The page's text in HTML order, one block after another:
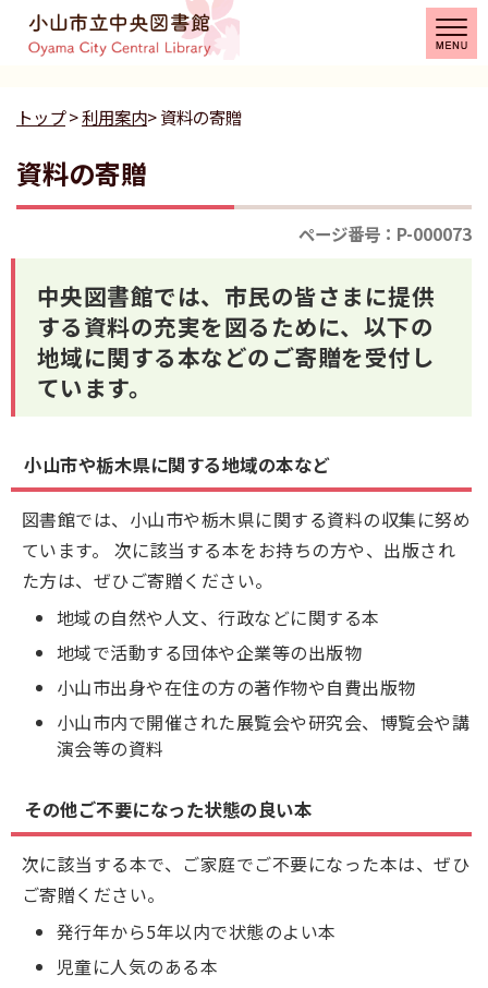
トップ>利用案内> 資料の寄贈
資料の寄贈
ページ番号：P-000073
中央図書館では、市民の皆さまに提供
する資料の充実を図るために、以下の
地域に関する本などのご寄贈を受付し
ています。
小山市や栃木県に関する地域の本など
図書館では、小山市や栃木県に関する資料の収集に努め
ています。 次に該当する本をお持ちの方や、出版され
た方は、ぜひご寄贈ください。
地域の自然や人文、行政などに関する本
地域で活動する団体や企業等の出版物
小山市出身や在住の方の著作物や自費出版物
小山市内で開催された展覧会や研究会、博覧会や講
演会等の資料
その他ご不要になった状態の良い本
次に該当する本で、ご家庭でご不要になった本は、ぜひ
ご寄贈ください。
発行年から5年以内で状態のよい本
児童に人気のある本